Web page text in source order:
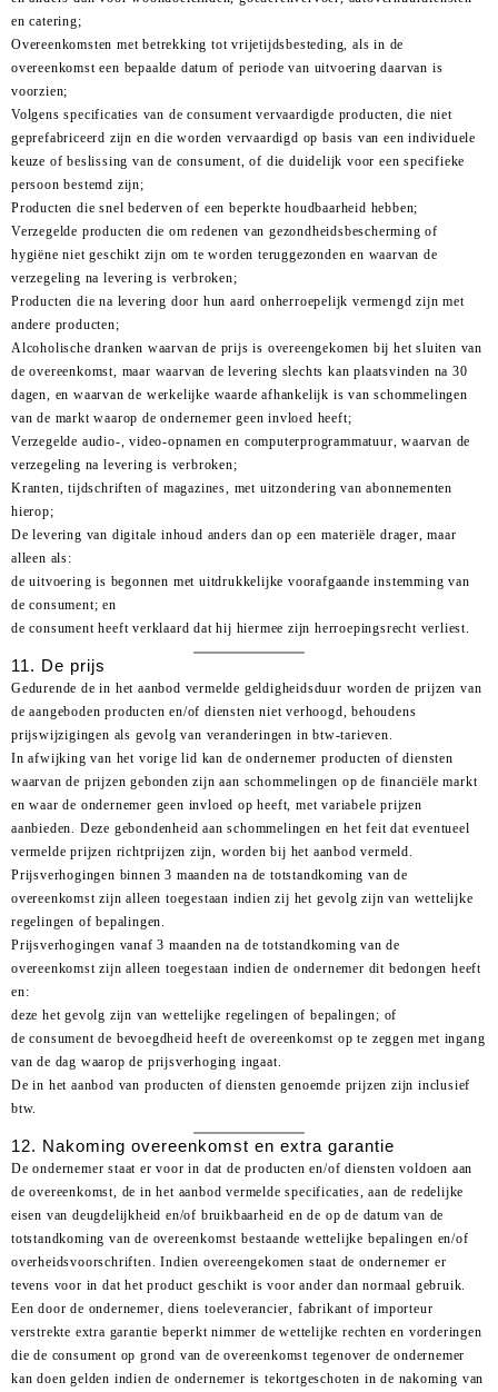
en catering;
Overeenkomsten met betrekking tot vrijetijdsbesteding, als in de
overeenkomst een bepaalde datum of periode van uitvoering daarvan is
voorzien;
Volgens specificaties van de consument vervaardigde producten, die niet
geprefabriceerd zijn en die worden vervaardigd op basis van een individuele
keuze of beslissing van de consument, of die duidelijk voor een specifieke
persoon bestemd zijn;
Producten die snel bederven of een beperkte houdbaarheid hebben;
Verzegelde producten die om redenen van gezondheidsbescherming of
hygiëne niet geschikt zijn om te worden teruggezonden en waarvan de
verzegeling na levering is verbroken;
Producten die na levering door hun aard onherroepelijk vermengd zijn met
andere producten;
Alcoholische dranken waarvan de prijs is overeengekomen bij het sluiten van
de overeenkomst, maar waarvan de levering slechts kan plaatsvinden na 30
dagen, en waarvan de werkelijke waarde afhankelijk is van schommelingen
van de markt waarop de ondernemer geen invloed heeft;
Verzegelde audio-, video-opnamen en computerprogrammatuur, waarvan de
verzegeling na levering is verbroken;
Kranten, tijdschriften of magazines, met uitzondering van abonnementen
hierop;
De levering van digitale inhoud anders dan op een materiële drager, maar
alleen als:
de uitvoering is begonnen met uitdrukkelijke voorafgaande instemming van
de consument; en
de consument heeft verklaard dat hij hiermee zijn herroepingsrecht verliest.
11. De prijs
Gedurende de in het aanbod vermelde geldigheidsduur worden de prijzen van
de aangeboden producten en/of diensten niet verhoogd, behoudens
prijswijzigingen als gevolg van veranderingen in btw-tarieven.
In afwijking van het vorige lid kan de ondernemer producten of diensten
waarvan de prijzen gebonden zijn aan schommelingen op de financiële markt
en waar de ondernemer geen invloed op heeft, met variabele prijzen
aanbieden. Deze gebondenheid aan schommelingen en het feit dat eventueel
vermelde prijzen richtprijzen zijn, worden bij het aanbod vermeld.
Prijsverhogingen binnen 3 maanden na de totstandkoming van de
overeenkomst zijn alleen toegestaan indien zij het gevolg zijn van wettelijke
regelingen of bepalingen.
Prijsverhogingen vanaf 3 maanden na de totstandkoming van de
overeenkomst zijn alleen toegestaan indien de ondernemer dit bedongen heeft
en:
deze het gevolg zijn van wettelijke regelingen of bepalingen; of
de consument de bevoegdheid heeft de overeenkomst op te zeggen met ingang
van de dag waarop de prijsverhoging ingaat.
De in het aanbod van producten of diensten genoemde prijzen zijn inclusief
btw.
12. Nakoming overeenkomst en extra garantie
De ondernemer staat er voor in dat de producten en/of diensten voldoen aan
de overeenkomst, de in het aanbod vermelde specificaties, aan de redelijke
eisen van deugdelijkheid en/of bruikbaarheid en de op de datum van de
totstandkoming van de overeenkomst bestaande wettelijke bepalingen en/of
overheidsvoorschriften. Indien overeengekomen staat de ondernemer er
tevens voor in dat het product geschikt is voor ander dan normaal gebruik.
Een door de ondernemer, diens toeleverancier, fabrikant of importeur
verstrekte extra garantie beperkt nimmer de wettelijke rechten en vorderingen
die de consument op grond van de overeenkomst tegenover de ondernemer
kan doen gelden indien de ondernemer is tekortgeschoten in de nakoming van